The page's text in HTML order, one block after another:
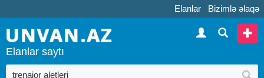
Elanlar Bizimlə əlaqə
Elanlar saytı